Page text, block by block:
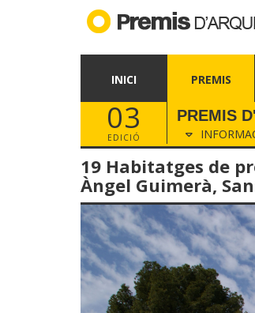
INICI PREMIS
03
EDICIÓ
PREMIS
19 Habitatges de
Àngel Guimerà,